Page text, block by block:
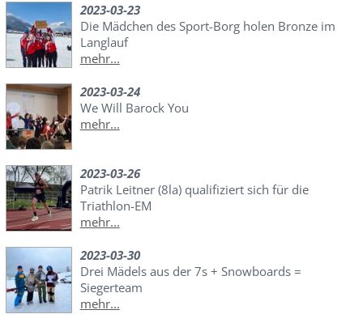
2023-03-23
Die Mädchen des Sport-Borg holen Bronze im
Langlauf
mehr...
2023-03-24
We Will Barock You
mehr...
2023-03-26
Patrik Leitner (8la) qualifiziert sich für die
Triathlon-EM
mehr...
2023-03-30
Drei Mädels aus der 7s + Snowboards =
Siegerteam
mehr...